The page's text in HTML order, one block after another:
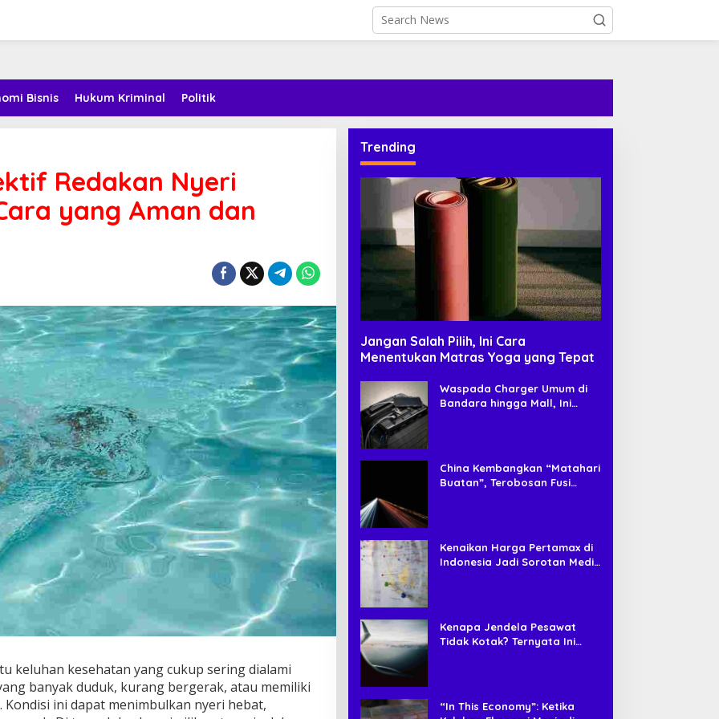
Bisnis Hukum Kriminal Politik
Redakan Nyeri
yang Aman dan
keluhan kesehatan yang cukup sering dialami
banyak duduk, kurang bergerak, atau memiliki
ini dapat menimbulkan nyeri hebat,
Trending
Jangan Salah Pilih, Ini Cara
Menentukan Matras Yoga yang Tepat
Waspada Charger Umum di
Bandara hingga Mall, Ini
China Kembangkan “Matahari
Buatan”, Terobosan Fusi
Kenaikan Harga Pertamax di
Indonesia Jadi Sorotan Media
Kenapa Jendela Pesawat
Tidak Kotak? Ternyata Ini
“In This Economy”: Ketika